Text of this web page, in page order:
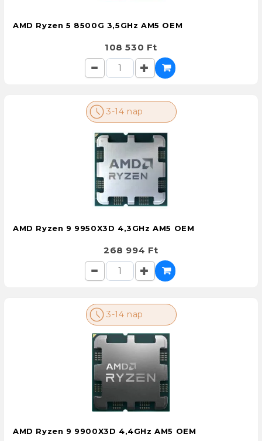
AMD Ryzen 5 8500G 3,5GHz AM5 OEM
108 530 Ft
3-14 nap
AMD Ryzen 9 9950X3D 4,3GHz AM5 OEM
268 994 Ft
3-14 nap
AMD Ryzen 9 9900X3D 4,4GHz AM5 OEM